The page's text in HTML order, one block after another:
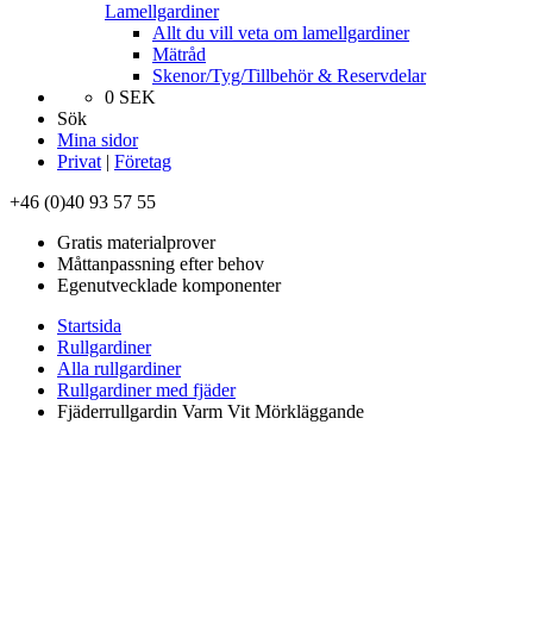
Lamellgardiner
Allt du vill veta om lamellgardiner
Mätråd
Skenor/Tyg/Tillbehör & Reservdelar
0 SEK
Sök
Mina sidor
Privat | Företag
+46 (0)40 93 57 55
Gratis materialprover
Måttanpassning efter behov
Egenutvecklade komponenter
Startsida
Rullgardiner
Alla rullgardiner
Rullgardiner med fjäder
Fjäderrullgardin Varm Vit Mörkläggande